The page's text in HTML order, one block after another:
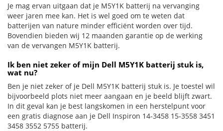
Je mag ervan uitgaan dat je M5Y1K batterij na vervanging
weer jaren mee kan. Het is wel goed om te weten dat
batterijen van nature minder efficiënt worden over tijd.
Bovendien bieden wij 12 maanden garantie op de werking
van de vervangen M5Y1K batterij.
Ik ben niet zeker of mijn Dell M5Y1K batterij stuk is,
wat nu?
Ben je niet zeker of je Dell M5Y1K batterij stuk is. Je toestel wil
bijvoorbeeld plots niet meer aangaan en je beeld blijft zwart.
In dit geval kan je best langskomen in een herstelpunt voor
een gratis diagnose aan je Dell Inspiron 14-3458 15-3558 3451
3458 3552 5755 batterij.